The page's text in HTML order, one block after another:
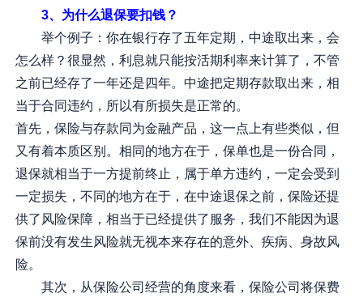
3、为什么退保要扣钱？
举个例子：你在银行存了五年定期，中途取出来，会
怎么样？很显然，利息就只能按活期利率来计算了，不管
之前已经存了一年还是四年。中途把定期存款取出来，相
当于合同违约，所以有所损失是正常的。
首先，保险与存款同为金融产品，这一点上有些类似，但
又有着本质区别。相同的地方在于，保单也是一份合同，
退保就相当于一方提前终止，属于单方违约，一定会受到
一定损失，不同的地方在于，在中途退保之前，保险还提
供了风险保障，相当于已经提供了服务，我们不能因为退
保前没有发生风险就无视本来存在的意外、疾病、身故风
险。
其次，从保险公司经营的角度来看，保险公司将保费